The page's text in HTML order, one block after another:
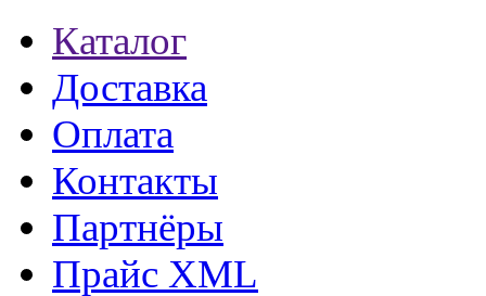
Каталог
Доставка
Оплата
Контакты
Партнёры
Прайс XML